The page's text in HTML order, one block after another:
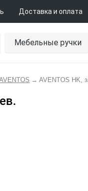
Доставка и оплата
Мебельные ручки
→ AVENTOS HK,